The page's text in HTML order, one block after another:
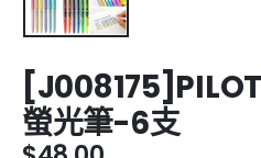
螢光筆-6支